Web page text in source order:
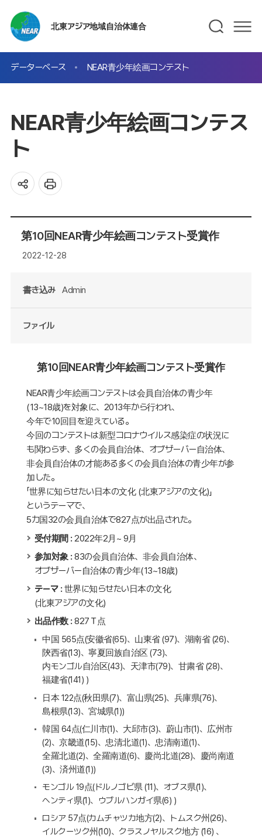
北東アジア地域自治体連合
データーベース NEAR青少年絵画コンテスト
NEAR青少年絵画コンテス
ト
第10回NEAR青少年絵画コンテスト受賞作
2022-12-28
書き込み Admin
ファイル
第10回NEAR青少年絵画コンテスト受賞作
NEAR青少年絵画コンテストは会員自治体の青少年
(13~18歳)を対象に、2013年から行われ、
今年で10回目を迎えている。
今回のコンテストは新型コロナウイルス感染症の状況に
も関わらず、多くの会員自治体、オブザーバー自治体、
非会員自治体の才能ある多くの会員自治体の青少年が参
加した。
「世界に知らせたい日本の文化 (北東アジアの文化)」
というテーマで、
5カ国32の会員自治体で827点が出品された。
受付期間 : 2022年2月~ 9月
参加対象 : 83の会員自治体、非会員自治体、
オブザーバー自治体の青少年(13~18歳)
テーマ : 世界に知らせたい日本の文化
(北東アジアの文化)
出品作数 : 827Ｔ点
中国 565点(安徽省(65)、山東省 (97)、湖南省 (26)、
陝西省(13)、寧夏回族自治区 (73)、
内モンゴル自治区(43)、天津市(79)、甘粛省 (28)、
福建省(141) )
日本 122点(秋田県(7)、富山県(25)、兵庫県(76)、
島根県(13)、宮城県(1))
韓国 64点(仁川市(1)、大邱市(3)、蔚山市(1)、広州市
(2)、京畿道(15)、忠清北道(1)、忠清南道(1)、
全羅北道(2)、全羅南道(6)、慶尚北道(28)、慶尚南道
(3)、済州道(1))
モンゴル 19点(ドルノゴビ県 (11)、オブス県(1)、
ヘンティ県(1)、ウブルハンガイ県(6) )
ロシア 57点(カムチャツカ地方(2)、トムスク州(26)、
イルクーツク州(10)、クラスノヤルスク地方 (16) 、